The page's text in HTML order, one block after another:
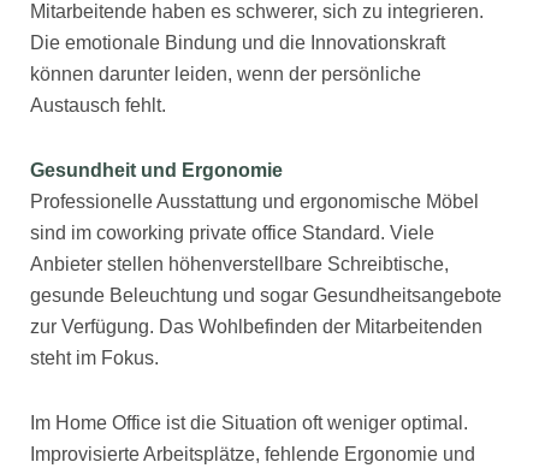
Mitarbeitende haben es schwerer, sich zu integrieren.
Die emotionale Bindung und die Innovationskraft
können darunter leiden, wenn der persönliche
Austausch fehlt.
Gesundheit und Ergonomie
Professionelle Ausstattung und ergonomische Möbel
sind im coworking private office Standard. Viele
Anbieter stellen höhenverstellbare Schreibtische,
gesunde Beleuchtung und sogar Gesundheitsangebote
zur Verfügung. Das Wohlbefinden der Mitarbeitenden
steht im Fokus.
Im Home Office ist die Situation oft weniger optimal.
Improvisierte Arbeitsplätze, fehlende Ergonomie und